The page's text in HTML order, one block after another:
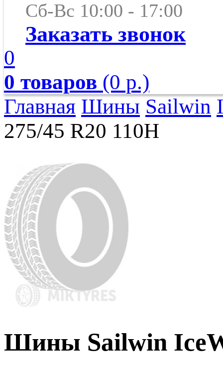
Сб-Вс 10:00 - 17:00
Заказать звонок
0
0 товаров (0 р.)
Главная Шины Sailwin
275/45 R20 110H
Шины Sailwin